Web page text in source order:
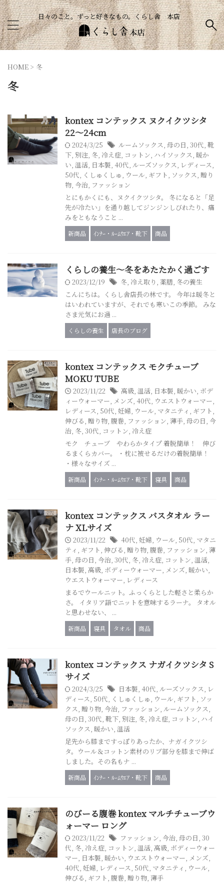
日々のこと。ずっと好きなもの。くらし舎 本店
HOME > 冬
冬
kontex コンテックス ヌクイクツシタ
22～24cm
2024/3/25 ルームソックス, 母の日, 30代, 靴
下, 別注, 冬, 冷え症, コットン, ハイソックス, 暖か
い, 温活, 日本製, 40代, ルーズソックス, レディース,
50代, くしゅくしゅ, ウール, ギフト, ソックス, 贈り
物, 今治, ファッション
とにもかくにも、ヌクイクツシタ。 冬になると「足
先が冷たい」を通り越してジンジンしびれたり、痛
みをともなうこと ...
新商品 ｲﾝﾅｰ・ﾙｰﾑｳｴｱ・靴下 商品
くらしの養生～冬をあたたかく過ごす
2023/12/19 冬, 冷え取り , 薬膳, 冬の養生
こんにちは。くらし舎店長の林です。 今年は暖冬と
はいわれていますが、それでも寒いこの季節。 みな
さま元気にお過 ...
くらしの養生 店長のブログ
kontex コンテックス モクチューブ
MOKU TUBE
2023/11/22 高級, 温活, 日本製, 暖かい, ボデ
ィーウォーマー, メンズ, 40代, ウエストウォーマー,
レディース, 50代, 妊婦, ウール, マタニティ , ギフト,
伸びる, 贈り物, 腹巻, ファッション, 薄手, 母の日, 今
治, 冬, 30代, コットン, 冷え症
モク チューブ やわらかタイプ 着脱簡単！ 伸び
るまくらカバー。 ・枕に被せるだけの着脱簡単！
・様々なサイズ ...
新商品 ｲﾝﾅｰ・ﾙｰﾑｳｴｱ・靴下 寝具 商品
kontex コンテックス バスタオル ラー
ナ XLサイズ
2023/11/22 40代, 妊婦, ウール, 50代, マタニ
ティ , ギフト, 伸びる, 贈り物, 腹巻, ファッション, 薄
手, 母の日, 今治, 30代, 冬, 冷え症, コットン, 温活,
日本製, 高級, ボディーウォーマー, メンズ, 暖かい,
ウエストウォーマー, レディース
まるでウールニット。ふっくらとした軽さと柔らか
さ。 イタリア語でニットを意味するラーナ。 タオル
と思わせない、 ...
新商品 寝具 タオル 商品
kontex コンテックス ナガイクツシタ S
サイズ
2024/3/25 日本製, 40代, ルーズソックス, レ
ディース, 50代, くしゅくしゅ, ウール, ギフト, ソッ
クス, 贈り物, 今治, ファッション, ルームソックス,
母の日, 30代, 靴下, 別注, 冬, 冷え症, コットン, ハイ
ソックス, 暖かい, 温活
足先から膝まですっぽりあったか、ナガイクツシ
タ。ウール＆コットン素材のリブ部分を膝まで伸ば
しました。その名もナ ...
新商品 ｲﾝﾅｰ・ﾙｰﾑｳｴｱ・靴下 商品
のびーる腹巻 kontex マルチチューブウ
ォーマー ロング
2023/11/22 ファッション, 今治, 母の日, 30
代, 冬, 冷え症, コットン, 温活, 高級, ボディーウォー
マー, 日本製, 暖かい, ウエストウォーマー, メンズ,
40代, 妊婦, レディース, 50代, マタニティ , ウール,
伸びる, ギフト, 腹巻, 贈り物, 薄手